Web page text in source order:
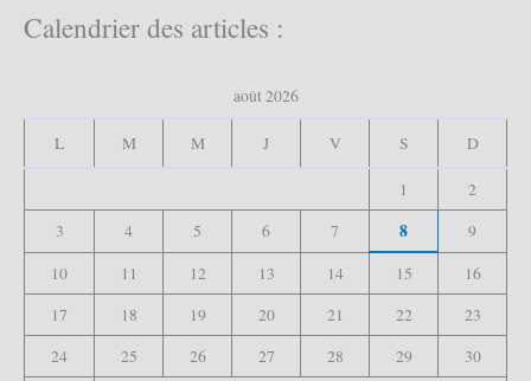
e
Calendrier des articles :
août 2026
L M M J V S D
1
2
3
4 5 6 7 8
9
10
11 12 13 14 15
16
17
18 19 20 21 22
23
24
25 26 27 28 29
30